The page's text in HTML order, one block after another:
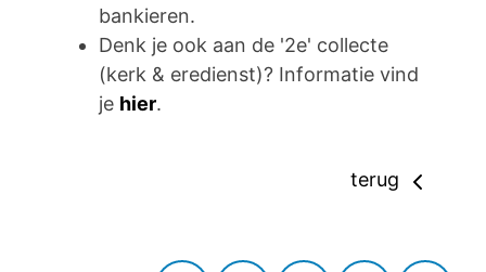
bankieren.
Denk je ook aan de '2e' collecte
(kerk & eredienst)? Informatie vind
je hier.
terug